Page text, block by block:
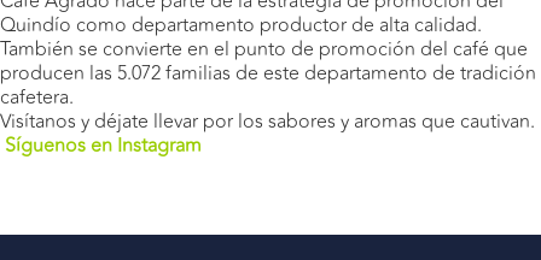
Quindío como departamento productor de alta calidad.
También se convierte en el punto de promoción del café que
producen las 5.072 familias de este departamento de tradición
cafetera.
Visítanos y déjate llevar por los sabores y aromas que cautivan.
Síguenos en Instagram